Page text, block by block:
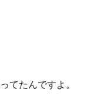
てたんですよ。